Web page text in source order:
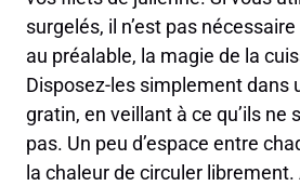
surgelés, il n’est pas
au préalable, la magie de la
Disposez-les simplement dans
gratin, en veillant à ce qu’ils ne
pas. Un peu d’espace entre
la chaleur de circuler librement.